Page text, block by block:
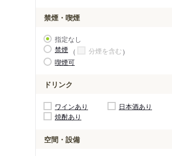
禁煙・喫煙
指定なし
禁煙
分煙を含む
喫煙可
ドリンク
ワインあり
日本酒あり
焼酎あり
空間・設備